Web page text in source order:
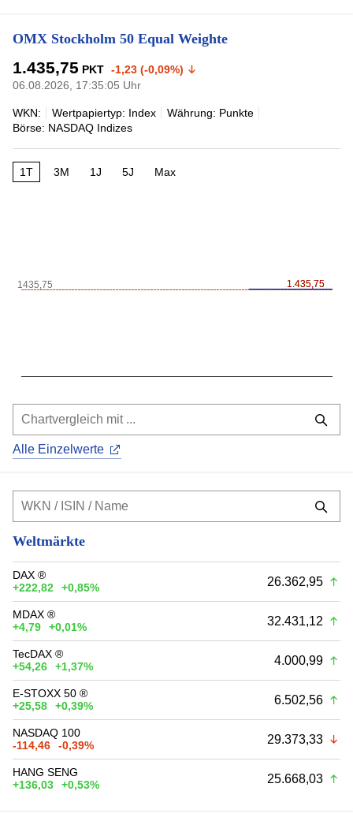
OMX Stockholm 50 Equal Weighte
1.435,75 PKT -1,23 (-0,09%)
06.08.2026, 17:35:05 Uhr
WKN: Wertpapiertyp: Index
Währung: Punkte
Börse: NASDAQ Indizes
1T 3M 1J 5J Max
1.435,75
1.435,75
1435,75
Alle Einzelwerte
Weltmärkte
DAX ®
+222,82
+0,85% 26.362,95
MDAX ®
+4,79
+0,01% 32.431,12
TecDAX ®
+54,26
+1,37% 4.000,99
E-STOXX 50 ®
+25,58
+0,39% 6.502,56
NASDAQ 100
-114,46
-0,39% 29.373,33
HANG SENG
+136,03
+0,53% 25.668,03